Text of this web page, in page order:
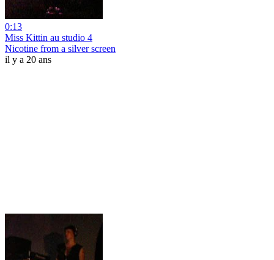
0:13
Miss Kittin au studio 4
Nicotine from a silver screen
il y a 20 ans